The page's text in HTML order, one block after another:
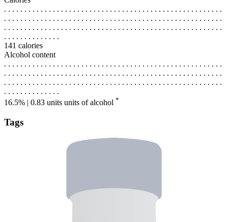
. . . . . . . . . . . . . . . . . . . . . . . . . . . . . . . . . . . . . . . . . . . . . . . . . . . . . .
. . . . . . . . . . . . . . . . . . . . . . . . . . . . . . . . . . . . . . . . . . . . . . . . . . . . . .
. . . . . . . . . . . . . . . . . . . . . . . . . . . . . . . . . . . . . . . . . . . . . . . . . . . . . .
. . . . . . . . . . . . . .
141 calories
Alcohol content
. . . . . . . . . . . . . . . . . . . . . . . . . . . . . . . . . . . . . . . . . . . . . . . . . . . . . .
. . . . . . . . . . . . . . . . . . . . . . . . . . . . . . . . . . . . . . . . . . . . . . . . . . . . . .
. . . . . . . . . . . . . . . . . . . . . . . . . . . . . . . . . . . . . . . . . . . . . . . . . . . . . .
. . . . . . . . . . . . . .
16.5% | 0.83 units units of alcohol *
Tags